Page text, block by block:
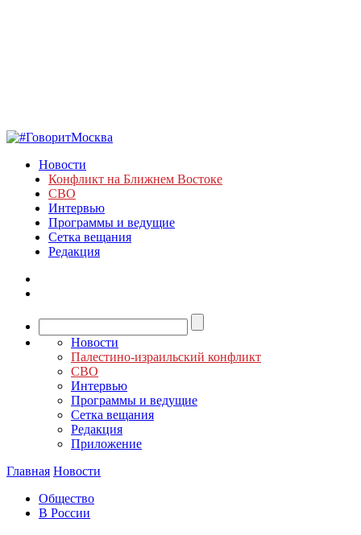
Новости
Конфликт на Ближнем Востоке
СВО
Интервью
Программы и ведущие
Сетка вещания
Редакция
Новости
Палестино-израильский конфликт
СВО
Интервью
Программы и ведущие
Сетка вещания
Редакция
Приложение
Главная Новости
Общество
В России